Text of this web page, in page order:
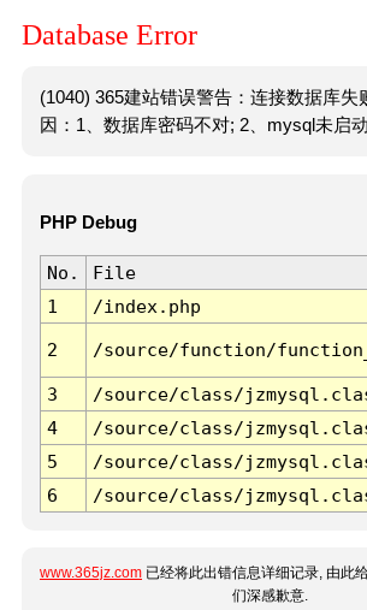
Database Error
(1040) 365建站错误警告：连接数据库失
因：1、数据库密码不对; 2、mysql未启动
PHP Debug
No. File
1
/index.php
2 /source/function/
3 /source/class/
4
/source/class/
5
/source/class/
6
/source/class/
www.365jz.com 已经将此出错信息详细记录, 由此
们深感歉意.